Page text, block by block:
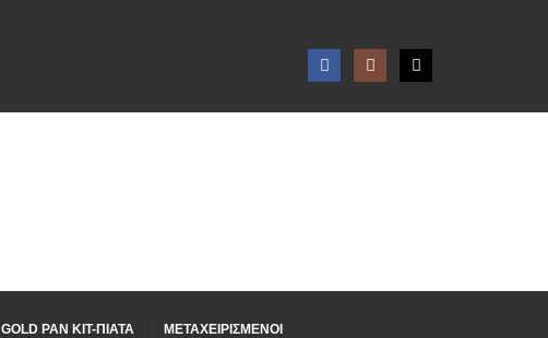
GOLD PAN KIT-ΠΙΑΤΑ ΜΕΤΑΧΕΙΡΙΣΜΕΝΟΙ